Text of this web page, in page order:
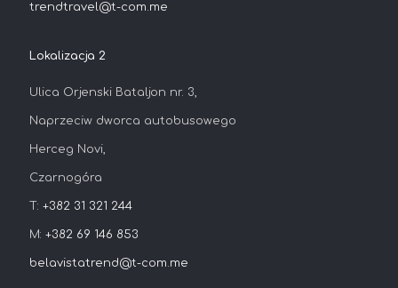
trendtravel@t-com.me
Lokalizacja 2
Ulica Orjenski Bataljon nr. 3,
Naprzeciw dworca autobusowego
Herceg Novi,
Czarnogóra
T: +382 31 321 244
M: +382 69 146 853
belavistatrend@t-com.me